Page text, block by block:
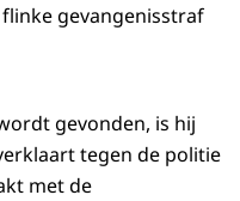
gevangenisstraf
gevonden, is hij
tegen de politie
met de